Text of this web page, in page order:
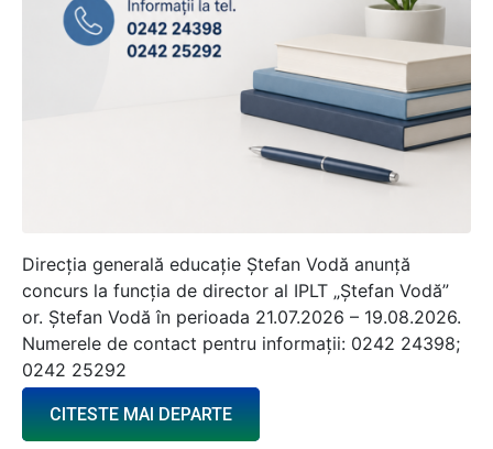
Direcția generală educație Ștefan Vodă anunță
concurs la funcția de director al IPLT „Ștefan Vodă”
or. Ștefan Vodă în perioada 21.07.2026 – 19.08.2026.
Numerele de contact pentru informații: 0242 24398;
0242 25292
CITESTE MAI DEPARTE